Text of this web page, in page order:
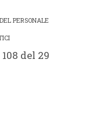
PERSONALE
del 29